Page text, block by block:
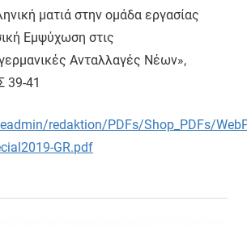
ματιά στην ομάδα εργασίας
Εμψύχωση στις
Ανταλλαγές Νέων»,
39-41
/redaktion/PDFs/Shop PDFs/
2019-GR.pdf